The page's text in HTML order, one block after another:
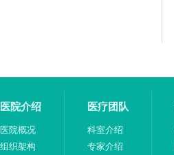
医院介绍
医院概况
组织架构
医疗团队
科室介绍
专家介绍